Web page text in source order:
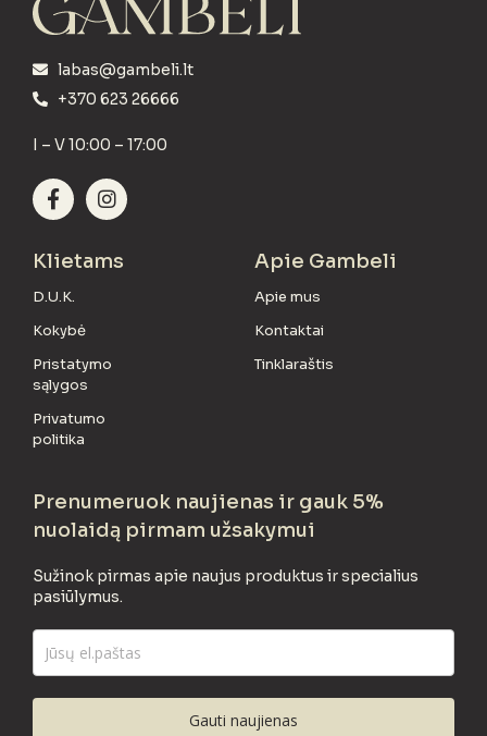
labas@gambeli.lt
+370 623 26666
I – V 10:00 – 17:00
Klietams
D.U.K.
Kokybė
Pristatymo
sąlygos
Privatumo
politika
Apie Gambeli
Apie mus
Kontaktai
Tinklaraštis
Prenumeruok naujienas ir gauk 5%
nuolaidą pirmam užsakymui
Sužinok pirmas apie naujus produktus ir specialius
pasiūlymus.
Gauti naujienas